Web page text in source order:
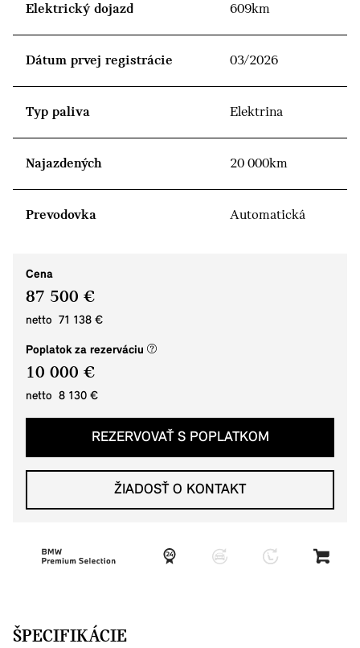
Elektrický dojazd 609km
Dátum prvej registrácie 03/2026
Typ paliva Elektrina
Najazdených 20 000km
Prevodovka Automatická
Cena
87 500 €
netto 71 138 €
Poplatok za rezerváciu (nové okno)
10 000 €
netto 8 130 €
REZERVOVAŤ S POPLATKOM
ŽIADOSŤ O KONTAKT
ŠPECIFIKÁCIE